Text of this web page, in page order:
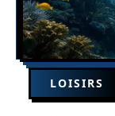
LOISIRS